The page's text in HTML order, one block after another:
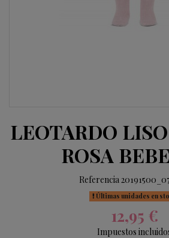
LEOTARDO
ROSA
Referencia
Últimas unidades en
12,95 €
Impuestos